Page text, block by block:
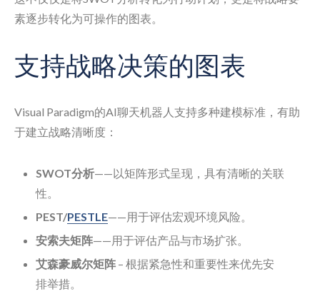
素逐步转化为可操作的图表。
支持战略决策的图表
Visual Paradigm的AI聊天机器人支持多种建模标准，有助
于建立战略清晰度：
SWOT分析——以矩阵形式呈现，具有清晰的关联
性。
PEST/PESTLE——用于评估宏观环境风险。
安索夫矩阵——用于评估产品与市场扩张。
艾森豪威尔矩阵 – 根据紧急性和重要性来优先安
排举措。